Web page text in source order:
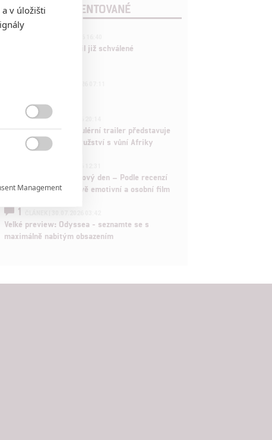
POSLEDNÍ KOMENTOVANÉ
Marvel nečekaně zrušil již schválené
ČLÁNEK | 30.07.2026 20:14
Děti krve a kostí: Regulérní trailer představuje
akční fantasy dobrodružství s vůní Afriky
Spider-Man: Zbrusu nový den – Podle recenzí
máme čekat překvapivě emotivní a osobní film
1
Velké preview: Odyssea - seznamte se s
maximálně nabitým obsazením
v úložišti

Management